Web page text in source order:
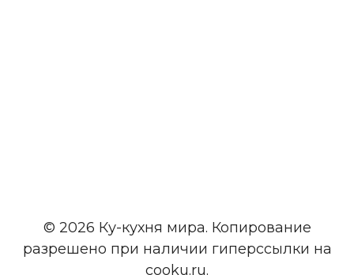
© 2026 Ку-кухня мира. Копирование
разрешено при наличии гиперссылки на
cooku.ru.